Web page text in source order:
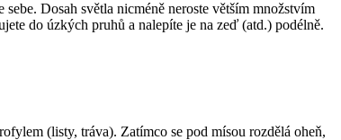
Dosah světla nicméně neroste větším množstvím
do úzkých pruhů a nalepíte je na zeď (atd.) podélně.
(listy, tráva). Zatímco se pod mísou rozdělá oheň,